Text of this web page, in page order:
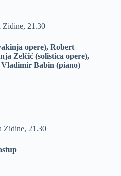
Zidine, 21.30
opere), Robert
Zelčić (solistica opere),
Vladimir Babin (piano)
Zidine, 21.30